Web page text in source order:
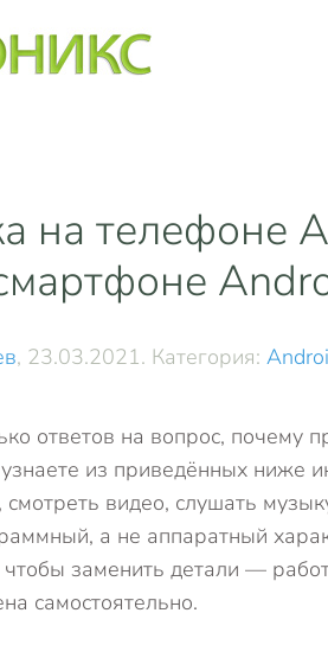
на телефоне
, 23.03.2021. Категория:
ответов на вопрос, почему
из приведённых ниже
видео, слушать
а не аппаратный
заменить детали —
самостоятельно.